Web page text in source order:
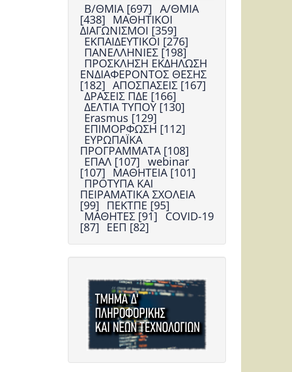
Β/ΘΜΙΑ [697] Α/ΘΜΙΑ
[438] ΜΑΘΗΤΙΚΟΙ
ΔΙΑΓΩΝΙΣΜΟΙ [359]
ΕΚΠΑΙΔΕΥΤΙΚΟΙ [276]
ΠΑΝΕΛΛΗΝΙΕΣ [198]
ΠΡΟΣΚΛΗΣΗ ΕΚΔΗΛΩΣΗ
ΕΝΔΙΑΦΕΡΟΝΤΟΣ ΘΕΣΗΣ
[182] ΑΠΟΣΠΑΣΕΙΣ [167]
ΔΡΑΣΕΙΣ ΠΔΕ [166]
ΔΕΛΤΙΑ ΤΥΠΟΥ [130]
Erasmus [129]
ΕΠΙΜΟΡΦΩΣΗ [112]
ΕΥΡΩΠΑΪΚΑ
ΠΡΟΓΡΑΜΜΑΤΑ [108]
ΕΠΑΛ [107] webinar
[107] ΜΑΘΗΤΕΙΑ [101]
ΠΡΟΤΥΠΑ ΚΑΙ
ΠΕΙΡΑΜΑΤΙΚΑ ΣΧΟΛΕΙΑ
[99] ΠΕΚΤΠΕ [95]
ΜΑΘΗΤΕΣ [91] COVID-19
[87] ΕΕΠ [82]